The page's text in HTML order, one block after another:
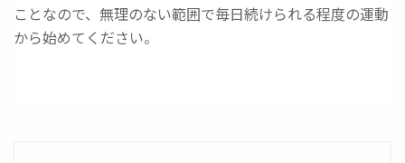
ことなので、無理のない範囲で毎日続けられる程度の運動
から始めてください。